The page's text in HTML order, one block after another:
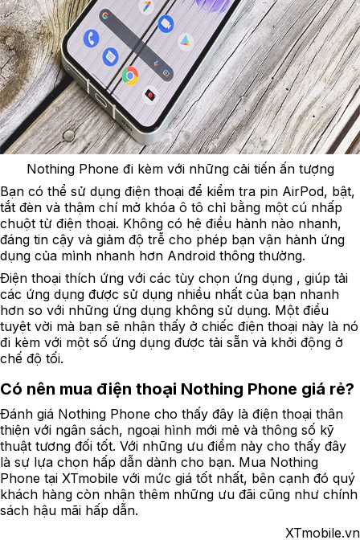
Nothing Phone đi kèm với những cải tiến ấn tượng
Bạn có thể sử dụng điện thoại để kiểm tra pin AirPod, bật,
tắt đèn và thậm chí mở khóa ô tô chỉ bằng một cú nhấp
chuột từ điện thoại. Không có hệ điều hành nào nhanh,
đáng tin cậy và giảm độ trễ cho phép bạn vận hành ứng
dụng của mình nhanh hơn Android thông thường.
Điện thoại thích ứng với các tùy chọn ứng dụng , giúp tải
các ứng dụng được sử dụng nhiều nhất của bạn nhanh
hơn so với những ứng dụng không sử dụng. Một điều
tuyệt vời mà bạn sẽ nhận thấy ở chiếc điện thoại này là nó
đi kèm với một số ứng dụng được tải sẵn và khởi động ở
chế độ tối.
Có nên mua điện thoại Nothing Phone giá rẻ?
Đánh giá Nothing Phone cho thấy đây là điện thoại thân
thiện với ngân sách, ngoại hình mới mẻ và thông số kỹ
thuật tương đối tốt. Với những ưu điểm này cho thấy đây
là sự lựa chọn hấp dẫn dành cho bạn. Mua Nothing
Phone tại XTmobile với mức giá tốt nhất, bên cạnh đó quý
khách hàng còn nhận thêm những ưu đãi cũng như chính
sách hậu mãi hấp dẫn.
XTmobile.vn